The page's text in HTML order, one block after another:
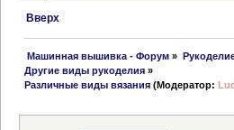
Вверх
Машинная вышивка - Форум »
Другие виды рукоделия »
Различные виды вязания (Модератор: